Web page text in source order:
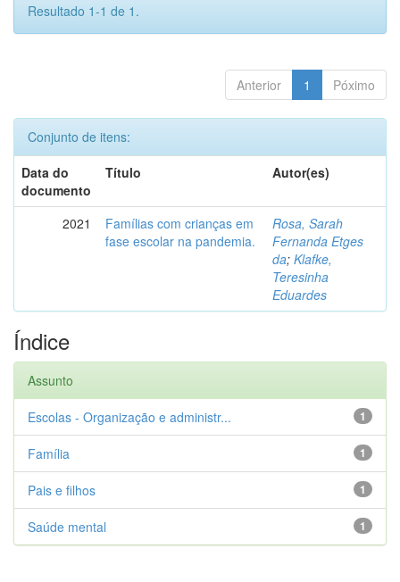
Resultado 1-1 de 1.
Anterior 1 Póximo
Conjunto de itens:
Data do
documento
Título Autor(es)
2021
Famílias com crianças em
fase escolar na pandemia.
Rosa, Sarah
Fernanda Etges
da; Klafke,
Teresinha
Eduardes
Índice
Assunto
1
Escolas - Organização e administr...
1
Família
1
Pais e filhos
1
Saúde mental